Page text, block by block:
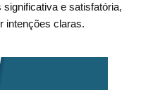
e satisfatória,
intenções claras.